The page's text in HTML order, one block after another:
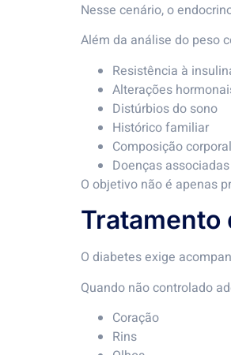
Nesse cenário, o
Além da análise do peso
Resistência à
Alterações
Distúrbios do sono
Histórico familiar
Composição corporal
Doenças associadas
O objetivo não é apenas
Tratamento
O diabetes exige
Quando não controlado
Coração
Rins